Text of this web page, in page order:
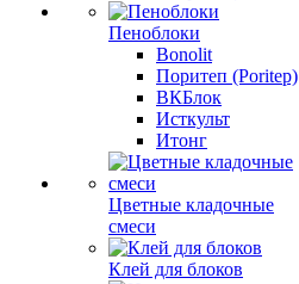
Пеноблоки
Bonolit
Поритеп (Poritep)
ВКБлок
Исткульт
Итонг
Цветные кладочные
смеси
Клей для блоков